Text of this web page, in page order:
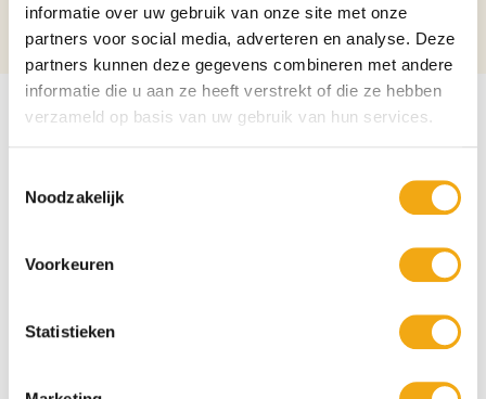
informatie over uw gebruik van onze site met onze
partners voor social media, adverteren en analyse. Deze
partners kunnen deze gegevens combineren met andere
informatie die u aan ze heeft verstrekt of die ze hebben
verzameld op basis van uw gebruik van hun services.
Noodzakelijk
Voorkeuren
Statistieken